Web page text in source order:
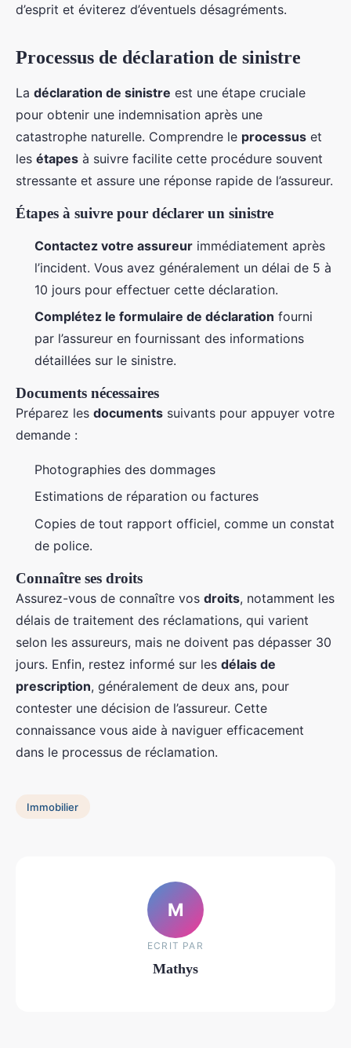
d’esprit et éviterez d’éventuels désagréments.
Processus de déclaration de sinistre
La déclaration de sinistre est une étape cruciale
pour obtenir une indemnisation après une
catastrophe naturelle. Comprendre le processus et
les étapes à suivre facilite cette procédure souvent
stressante et assure une réponse rapide de l’assureur.
Étapes à suivre pour déclarer un sinistre
Contactez votre assureur immédiatement après
l’incident. Vous avez généralement un délai de 5 à
10 jours pour effectuer cette déclaration.
Complétez le formulaire de déclaration fourni
par l’assureur en fournissant des informations
détaillées sur le sinistre.
Documents nécessaires
Préparez les documents suivants pour appuyer votre
demande :
Photographies des dommages
Estimations de réparation ou factures
Copies de tout rapport officiel, comme un constat
de police.
Connaître ses droits
Assurez-vous de connaître vos droits, notamment les
délais de traitement des réclamations, qui varient
selon les assureurs, mais ne doivent pas dépasser 30
jours. Enfin, restez informé sur les délais de
prescription, généralement de deux ans, pour
contester une décision de l’assureur. Cette
connaissance vous aide à naviguer efficacement
dans le processus de réclamation.
Immobilier
M
ECRIT PAR
Mathys